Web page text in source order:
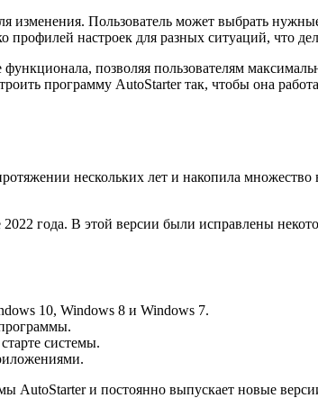
Пользователь может выбрать
профилей настроек для разных ситуаций, что
позволяя пользователям
программу AutoStarter так, чтобы она
нескольких лет и накопила
года. В этой версии были исправлены
10, Windows 8 и Windows 7.
системы.
AutoStarter и постоянно выпускает новые